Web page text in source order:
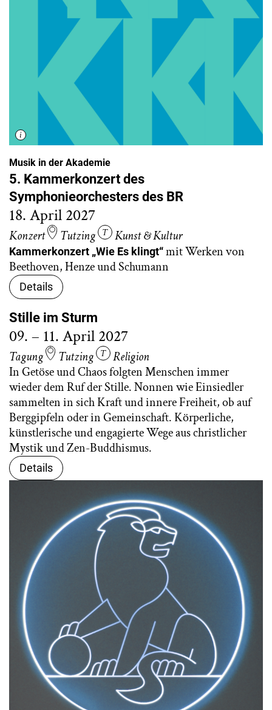
Musik in der Akademie
5. Kammerkonzert des
Symphonieorchesters des BR
18. April 2027
Konzert Tutzing Kunst & Kultur
Kammerkonzert „Wie Es klingt“mit Werken von
Beethoven, Henze und Schumann
Details
Stille im Sturm
09. – 11. April 2027
Tagung Tutzing
Religion
In Getöse und Chaos folgten Menschen immer
wieder dem Ruf der Stille. Nonnen wie Einsiedler
sammelten in sich Kraft und innere Freiheit, ob auf
Berggipfeln oder in Gemeinschaft. Körperliche,
künstlerische und engagierte Wege aus christlicher
Mystik und Zen-Buddhismus.
Details